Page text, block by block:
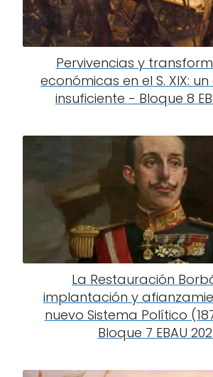
Pervivencias y
económicas en el S. XIX:
insuficiente - Bloque 8
La Restauración
implantación y
nuevo Sistema Político
Bloque 7 EBAU